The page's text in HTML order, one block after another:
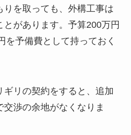
りを取っても、外構工事は
があります。予算200万円
を予備費として持っておく
リの契約をすると、追加
渉の余地がなくなりま